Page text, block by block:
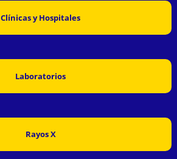
Clínicas y Hospitales
Laboratorios
Rayos X